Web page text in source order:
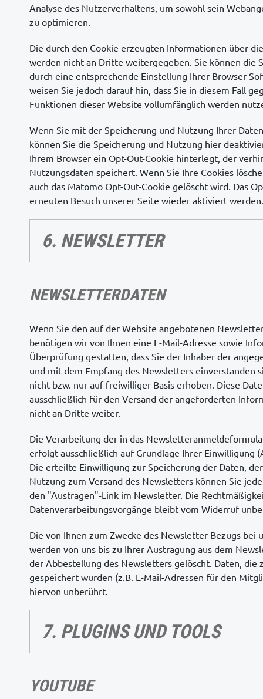
Analyse des Nutzerverhaltens, um sowohl sein
zu optimieren.
Die durch den Cookie erzeugten Informationen über
werden nicht an Dritte weitergegeben. Sie können die
durch eine entsprechende Einstellung Ihrer Browser-
weisen Sie jedoch darauf hin, dass Sie in diesem Fall
Funktionen dieser Website vollumfänglich werden
Wenn Sie mit der Speicherung und Nutzung Ihrer
können Sie die Speicherung und Nutzung hier
Ihrem Browser ein Opt-Out-Cookie hinterlegt, der
Nutzungsdaten speichert. Wenn Sie Ihre Cookies
auch das Matomo Opt-Out-Cookie gelöscht wird. Das
erneuten Besuch unserer Seite wieder aktiviert werden.
6. NEWSLETTER
NEWSLETTERDATEN
Wenn Sie den auf der Website angebotenen
benötigen wir von Ihnen eine E-Mail-Adresse sowie
Überprüfung gestatten, dass Sie der Inhaber der
und mit dem Empfang des Newsletters einverstanden
nicht bzw. nur auf freiwilliger Basis erhoben. Diese
ausschließlich für den Versand der angeforderten
nicht an Dritte weiter.
Die Verarbeitung der in das
erfolgt ausschließlich auf Grundlage Ihrer Einwilligung
Die erteilte Einwilligung zur Speicherung der Daten,
Nutzung zum Versand des Newsletters können Sie
den "Austragen"-Link im Newsletter. Die
Datenverarbeitungsvorgänge bleibt vom Widerruf
Die von Ihnen zum Zwecke des Newsletter-Bezugs bei
werden von uns bis zu Ihrer Austragung aus dem
der Abbestellung des Newsletters gelöscht. Daten, die
gespeichert wurden (z.B. E-Mail-Adressen für den
hiervon unberührt.
7. PLUGINS UND TOOLS
YOUTUBE